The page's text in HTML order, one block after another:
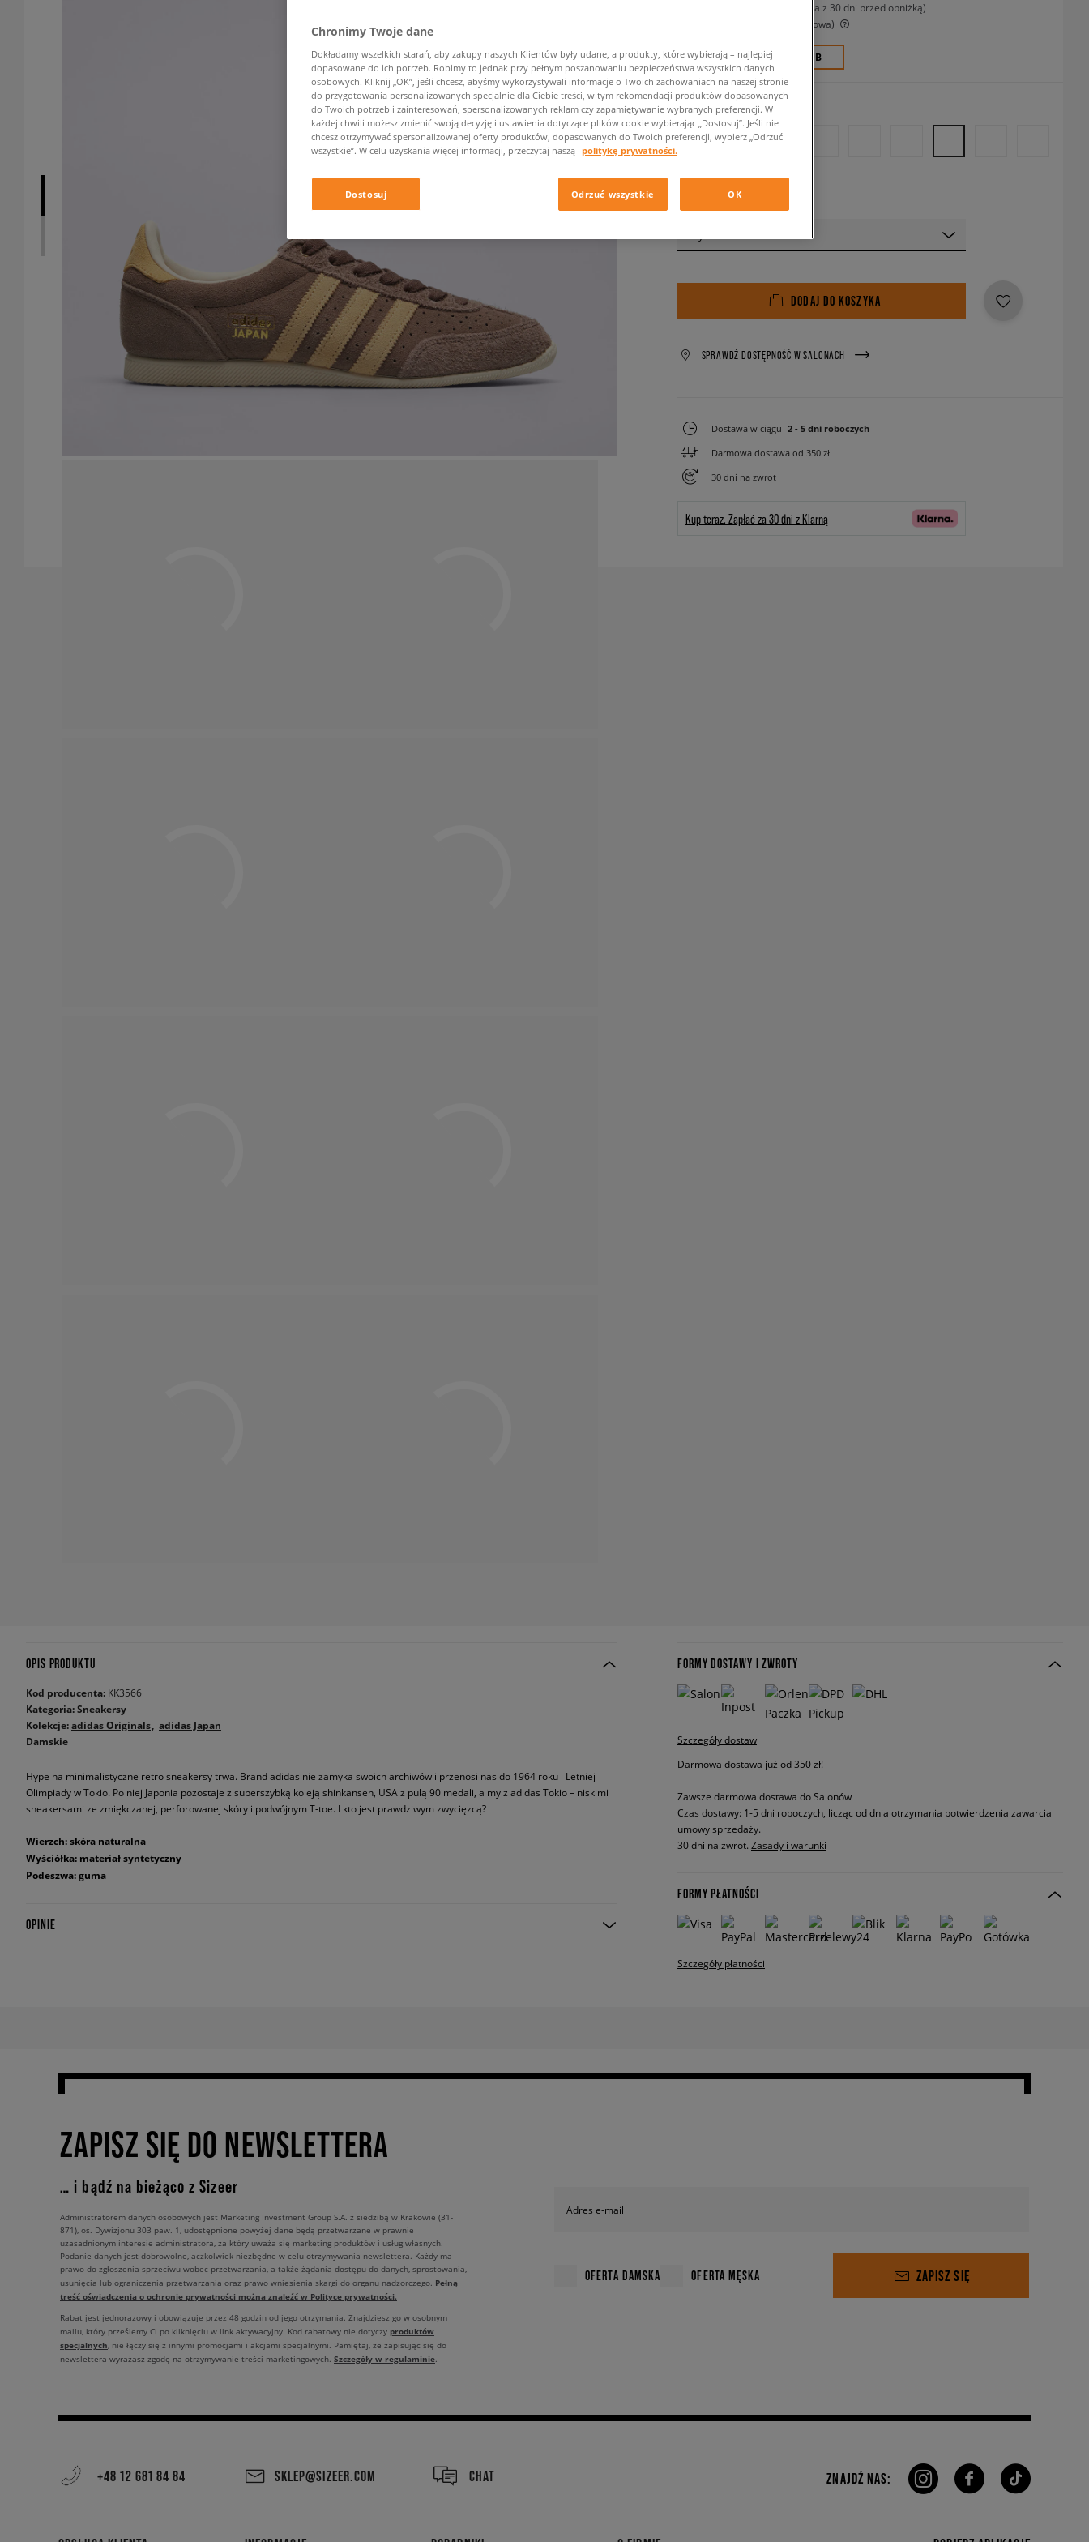
(najniższa cena z 30 dni przed obniżką)
(Cena początkowa)
✛ 450 PKT. WSIZEERCLUB
Kolor:brązowy
Wybierz rozmiar
DODAJ DO KOSZYKA
SPRAWDŹ DOSTĘPNOŚĆ W SALONACH
Dostawa w ciągu 2 - 5 dni roboczych
Darmowa dostawa od 350 zł
30 dni na zwrot
Kup teraz. Zapłać za 30 dni z Klarną
OPIS PRODUKTU
Kod producenta: KK3566
Kategoria:Sneakersy
Kolekcje:adidas Originals adidas Japan
Damskie
Hype na minimalistyczne retro sneakersy trwa. Brand adidas nie zamyka swoich archiwów i przenosi nas do 1964 roku i Letniej
Olimpiady w Tokio. Po niej Japonia pozostaje z superszybką koleją shinkansen, USA z pulą 90 medali, a my z adidas Tokio – niskimi
sneakersami ze zmiękczanej, perforowanej skóry i podwójnym T-toe. I kto jest prawdziwym zwycięzcą?
Wierzch: skóra naturalna
Wyściółka: materiał syntetyczny
Podeszwa: guma
OPINIE
FORMY DOSTAWY I ZWROTY
Szczegóły dostaw
Darmowa dostawa już od 350 zł!
Zawsze darmowa dostawa do Salonów
Czas dostawy: 1-5 dni roboczych, licząc od dnia otrzymania potwierdzenia zawarcia
umowy sprzedaży.
30 dni na zwrot. Zasady i warunki
FORMY PŁATNOŚCI
Szczegóły płatności
ZAPISZ SIĘ DO NEWSLETTERA
… i bądź na bieżąco z Sizeer
Adres e-mail
OFERTA DAMSKA OFERTA MĘSKA ZAPISZ SIĘ
Administratorem danych osobowych jest Marketing Investment Group S.A. z siedzibą w Krakowie (31-
871), os. Dywizjonu 303 paw. 1, udostępnione powyżej dane będą przetwarzane w prawnie
uzasadnionym interesie administratora, za który uważa się marketing produktów i usług własnych.
Podanie danych jest dobrowolne, aczkolwiek niezbędne w celu otrzymywania newslettera. Każdy ma
prawo do zgłoszenia sprzeciwu wobec przetwarzania, a także żądania dostępu do danych, sprostowania,
usunięcia lub ograniczenia przetwarzania oraz prawo wniesienia skargi do organu nadzorczego. Pełną
treść oświadczenia o ochronie prywatności można znaleźć w Polityce prywatności.
Rabat jest jednorazowy i obowiązuje przez 48 godzin od jego otrzymania. Znajdziesz go w osobnym
mailu, który prześlemy Ci po kliknięciu w link aktywacyjny. Kod rabatowy nie dotyczy produktów
specjalnych, nie łączy się z innymi promocjami i akcjami specjalnymi. Pamiętaj, że zapisując się do
newslettera wyrażasz zgodę na otrzymywanie treści marketingowych. Szczegóły w regulaminie.
+48 12 681 84 84 SKLEP@SIZEER.COM CHAT ZNAJDŹ NAS:
Chronimy Twoje dane
Dokładamy wszelkich starań, aby zakupy naszych Klientów były udane, a produkty, które wybierają – najlepiej
dopasowane do ich potrzeb. Robimy to jednak przy pełnym poszanowaniu bezpieczeństwa wszystkich danych
osobowych. Kliknij „OK”, jeśli chcesz, abyśmy wykorzystywali informacje o Twoich zachowaniach na naszej stronie
do przygotowania personalizowanych specjalnie dla Ciebie treści, w tym rekomendacji produktów dopasowanych
do Twoich potrzeb i zainteresowań, spersonalizowanych reklam czy zapamiętywanie wybranych preferencji. W
każdej chwili możesz zmienić swoją decyzję i ustawienia dotyczące plików cookie wybierając „Dostosuj”. Jeśli nie
chcesz otrzymywać spersonalizowanej oferty produktów, dopasowanych do Twoich preferencji, wybierz „Odrzuć
wszystkie”. W celu uzyskania więcej informacji, przeczytaj naszą politykę prywatności.
Dostosuj Odrzuć wszystkie OK